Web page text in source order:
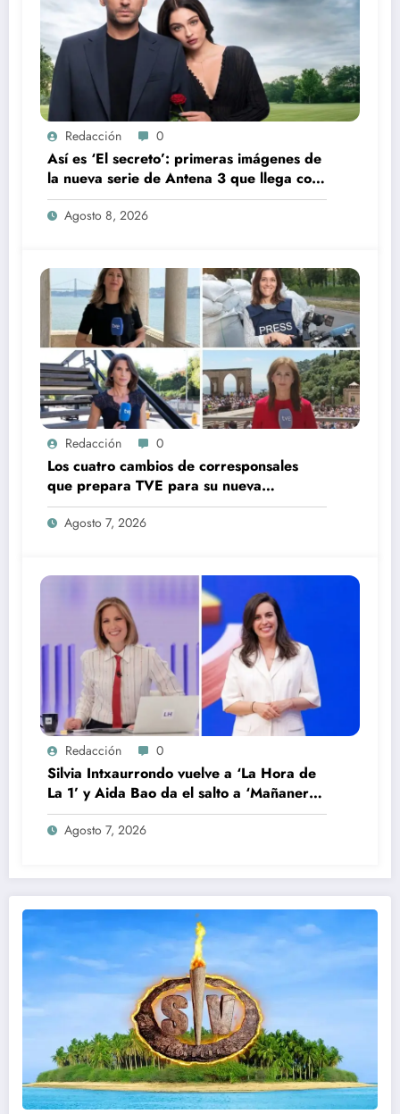
Redacción 0
Así es ‘El secreto’: primeras imágenes de
la nueva serie de Antena 3 que llega con
una verdad brutal
Agosto 8, 2026
Redacción 0
Los cuatro cambios de corresponsales
que prepara TVE para su nueva
temporada
Agosto 7, 2026
Redacción 0
Silvia Intxaurrondo vuelve a ‘La Hora de
La 1’ y Aida Bao da el salto a ‘Mañaneros
360’
Agosto 7, 2026